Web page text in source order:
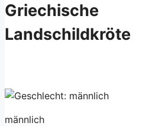
Griechische
Landschildkröte
männlich